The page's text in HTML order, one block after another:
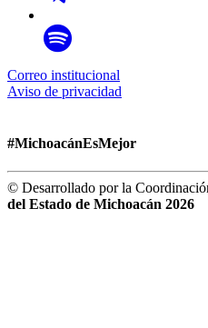
Correo institucional
Aviso de privacidad
#MichoacánEsMejor
© Desarrollado por la
del Estado de Michoacán 2026